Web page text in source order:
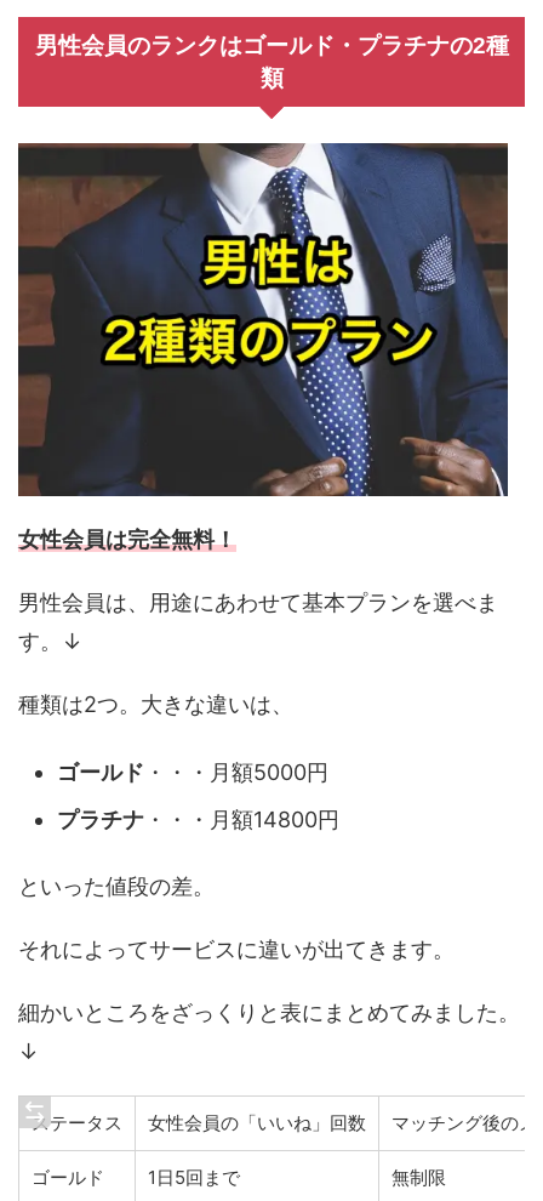
男性会員のランクはゴールド・プラチナの2種
類
女性会員は完全無料！
男性会員は、用途にあわせて基本プランを選べま
す。↓
種類は2つ。大きな違いは、
ゴールド ・・・月額5000円
プラチナ ・・・月額14800円
といった値段の差。
それによってサービスに違いが出てきます。
細かいところをざっくりと表にまとめてみました。
↓
ステータス 女性会員の「いいね」回数 マッチング後の
ゴールド 1日5回まで 無制限